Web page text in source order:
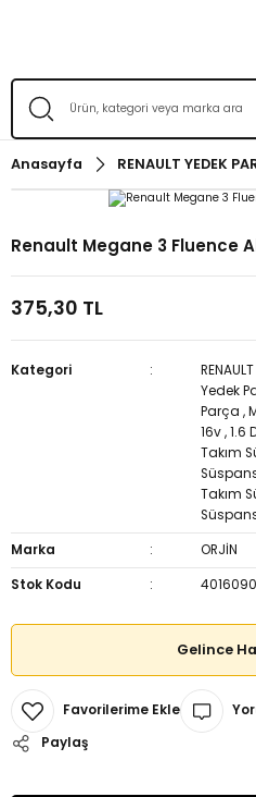
Anasayfa RENAULT YEDEK
Renault Megane 3 Fluence
375,30 TL
Kategori
Yedek
Parça ,
16v ,1.6
Takım
Takım
Marka
ORJİN
Stok Kodu
Gelince
Paylaş